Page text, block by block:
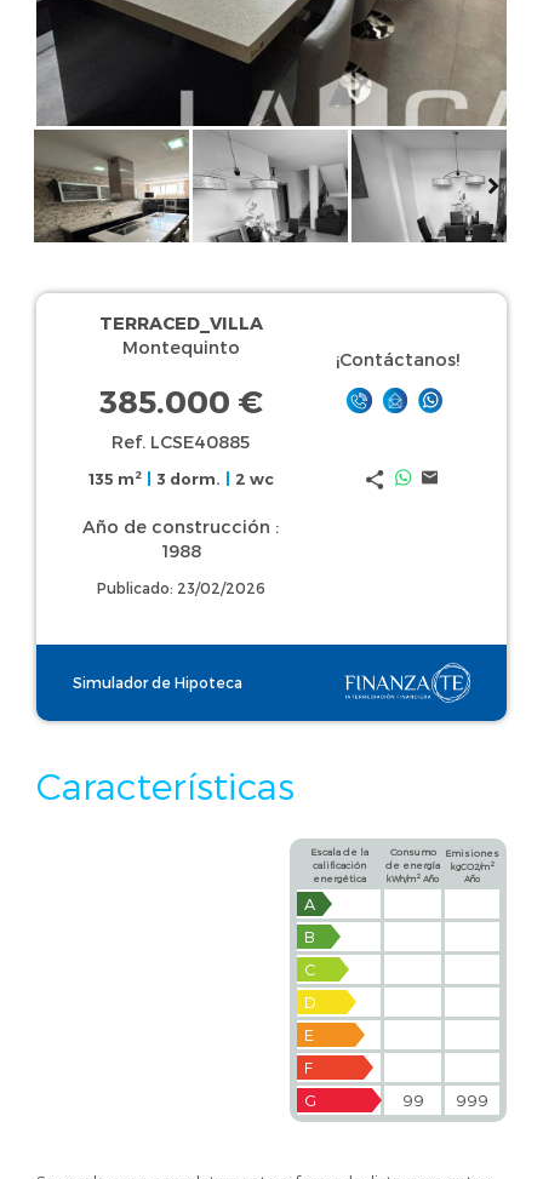
TERRACED_VILLA
Montequinto
385.000 €
Ref. LCSE40885
135 m2 3 dorm. 2 wc
Año de construcción :
1988
Publicado: 23/02/2026
¡Contáctanos!
Simulador de Hipoteca
Características
Escala de la
calificación
energética
Consumo
de energía
kWh/m2 Año
Emisiones
kgCO2/m 2
Año
A
B
C
D
E
F
G
99 999